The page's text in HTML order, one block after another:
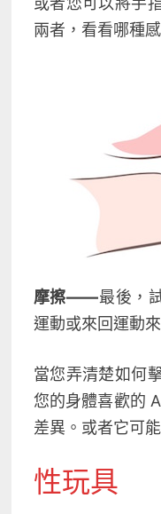
兩者，看看哪種
摩擦——最後，
運動或來回運動
當您弄清楚如何
您的身體喜歡的
差異。或者它可
性玩具